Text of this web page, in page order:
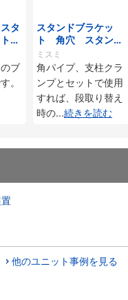
タ
通
ケ
ブ
。
スタンドブラケッ
ト 角穴 スタンダ
ードタイプ
ミスミ
角パイプ、支柱クラ
ンプとセットで使用
すれば、段取り替え
時の...続きを読む
他のユニット事例を見る